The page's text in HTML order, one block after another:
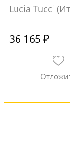
Lucia Tucci
36 165 ₽